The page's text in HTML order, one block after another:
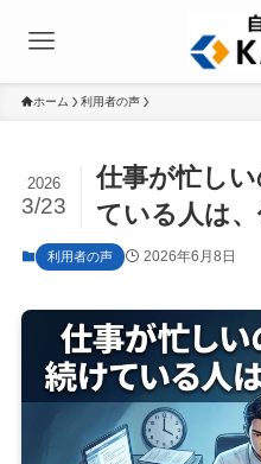
ホーム 利用者の声
仕事が忙し
ている人は
2026
3/23
利用者の声 2026年6月8日